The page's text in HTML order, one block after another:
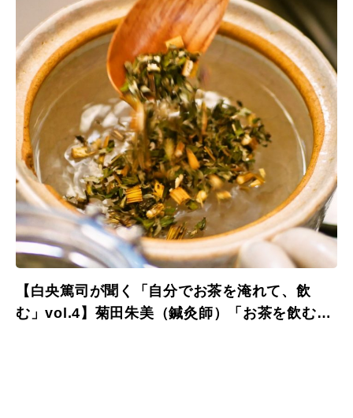
【白央篤司が聞く「自分でお茶を淹れて、飲
む」vol.4】菊田朱美（鍼灸師）「お茶を飲む時